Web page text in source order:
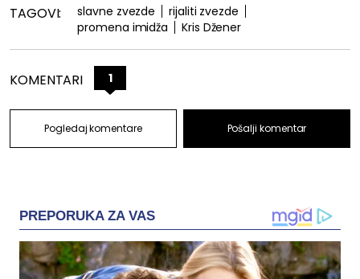
TAGOVI: slavne zvezde
rijaliti zvezde
promena imidža
Kris Džener
KOMENTARI 1
Pogledaj komentare Pošalji komentar
PREPORUKA ZA VAS